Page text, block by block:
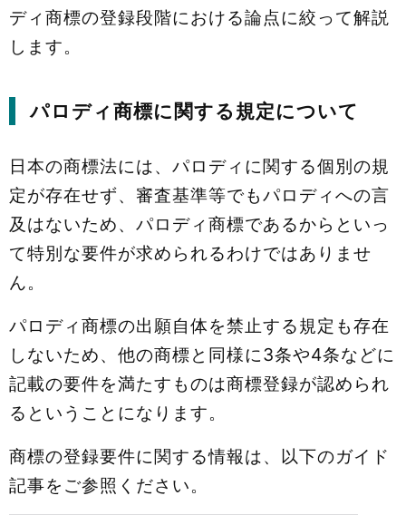
ディ商標の登録段階における論点に絞って解説
します。
パロディ商標に関する規定について
日本の商標法には、パロディに関する個別の規
定が存在せず、審査基準等でもパロディへの言
及はないため、パロディ商標であるからといっ
て特別な要件が求められるわけではありませ
ん。
パロディ商標の出願自体を禁止する規定も存在
しないため、他の商標と同様に3条や4条などに
記載の要件を満たすものは商標登録が認められ
るということになります。
商標の登録要件に関する情報は、以下のガイド
記事をご参照ください。